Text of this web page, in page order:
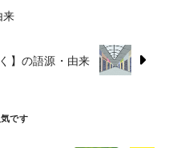
来
】の語源・由来